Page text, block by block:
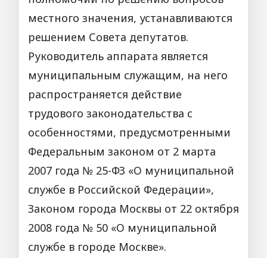
местного значения, устанавливаются
решением Совета депутатов.
Руководитель аппарата является
муниципальным служащим, на него
распространяется действие
трудового законодательства с
особенностями, предусмотренными
Федеральным законом от 2 марта
2007 года № 25-ФЗ «О муниципальной
службе в Российской Федерации»,
Законом города Москвы от 22 октября
2008 года № 50 «О муниципальной
службе в городе Москве».